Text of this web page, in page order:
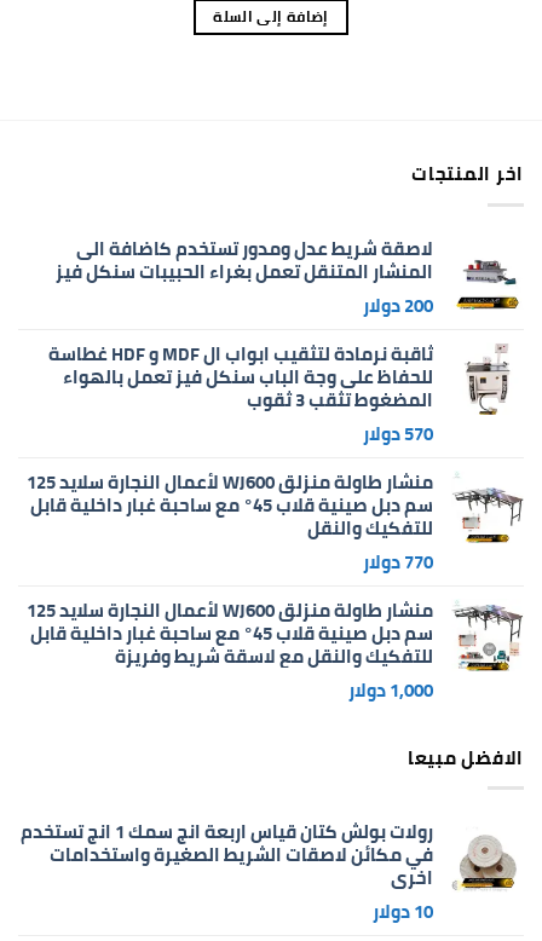
إضافة إلى السلة
اخر المنتجات
لاصقة شريط عدل ومدور تستخدم كاضافة الى
المنشار المتنقل تعمل بغراء الحبيبات سنكل فيز
200دولار
ثاقبة نرمادة لتثقيب ابواب ال MDF و HDF غطاسة
للحفاظ على وجة الباب سنكل فيز تعمل بالهواء
المضغوط تثقب 3 ثقوب
570دولار
منشار طاولة منزلق WJ600 لأعمال النجارة سلايد 125
سم دبل صينية قلاب 45° مع ساحبة غبار داخلية قابل
للتفكيك والنقل
770دولار
منشار طاولة منزلق WJ600 لأعمال النجارة سلايد 125
سم دبل صينية قلاب 45° مع ساحبة غبار داخلية قابل
للتفكيك والنقل مع لاسقة شريط وفريزة
1,000دولار
الافضل مبيعا
رولات بولش كتان قياس اربعة انج سمك 1 انج تستخدم
في مكائن لاصقات الشريط الصغيرة واستخدامات
اخرى
10دولار